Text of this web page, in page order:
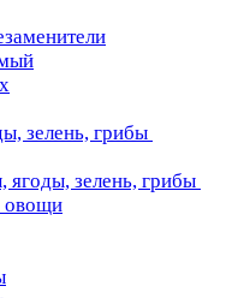
зелень, грибы
зелень, грибы
овощи